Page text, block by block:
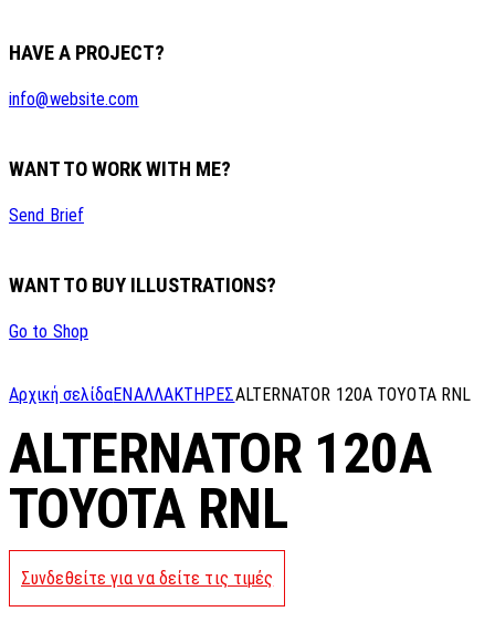
HAVE A PROJECT?
info@website.com
WANT TO WORK WITH ME?
Send Brief
WANT TO BUY ILLUSTRATIONS?
Go to Shop
Αρχική σελίδαΕΝΑΛΛΑΚΤΗΡΕΣALTERNATOR 120A TOYOTA RNL
ALTERNATOR 120A
TOYOTA RNL
Συνδεθείτε για να δείτε τις τιμές